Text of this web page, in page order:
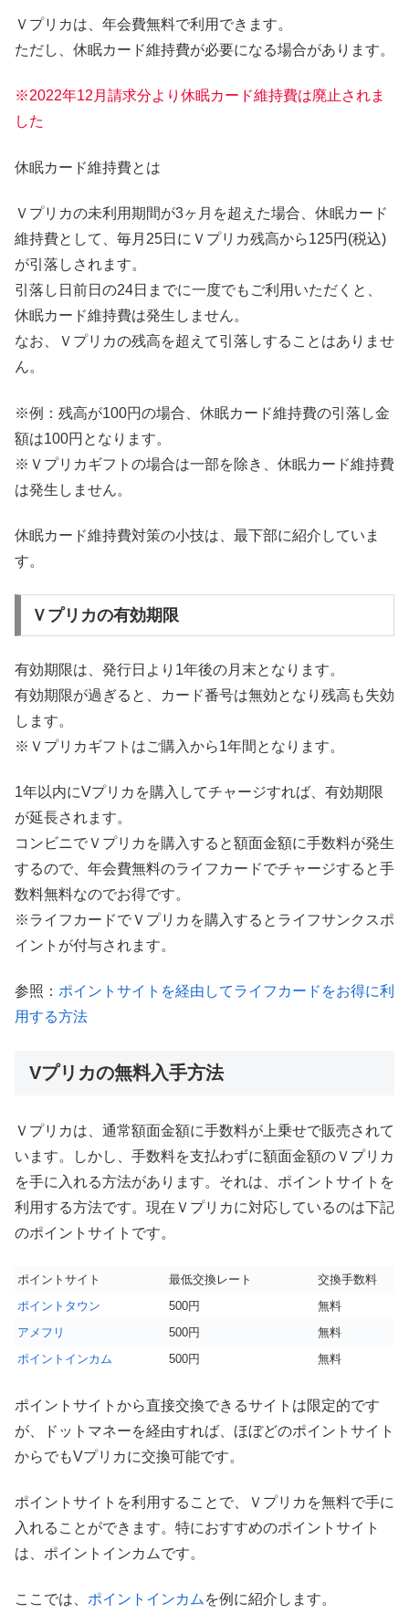
Ｖプリカは、年会費無料で利用できます。
ただし、休眠カード維持費が必要になる場合があります。
※2022年12月請求分より休眠カード維持費は廃止されま
した
休眠カード維持費とは
Ｖプリカの未利用期間が3ヶ月を超えた場合、休眠カード
維持費として、毎月25日にＶプリカ残高から125円(税込)
が引落しされます。
引落し日前日の24日までに一度でもご利用いただくと、
休眠カード維持費は発生しません。
なお、Ｖプリカの残高を超えて引落しすることはありませ
ん。
※例：残高が100円の場合、休眠カード維持費の引落し金
額は100円となります。
※Ｖプリカギフトの場合は一部を除き、休眠カード維持費
は発生しません。
休眠カード維持費対策の小技は、最下部に紹介していま
す。
Ｖプリカの有効期限
有効期限は、発行日より1年後の月末となります。
有効期限が過ぎると、カード番号は無効となり残高も失効
します。
※Ｖプリカギフトはご購入から1年間となります。
1年以内にVプリカを購入してチャージすれば、有効期限
が延長されます。
コンビニでＶプリカを購入すると額面金額に手数料が発生
するので、年会費無料のライフカードでチャージすると手
数料無料なのでお得です。
※ライフカードでＶプリカを購入するとライフサンクスポ
イントが付与されます。
参照： ポイントサイトを経由してライフカードをお得に利
用する方法
Vプリカの無料入手方法
Ｖプリカは、通常額面金額に手数料が上乗せで販売されて
います。しかし、手数料を支払わずに額面金額のＶプリカ
を手に入れる方法があります。それは、ポイントサイトを
利用する方法です。現在Ｖプリカに対応しているのは下記
のポイントサイトです。
ポイントサイト 最低交換レート
交換手数料
ポイントタウン
500円
無料
アメフリ
500円
無料
ポイントインカム
500円 無料
ポイントサイトから直接交換できるサイトは限定的です
が、ドットマネーを経由すれば、ほぼどのポイントサイト
からでもVプリカに交換可能です。
ポイントサイトを利用することで、Ｖプリカを無料で手に
入れることができます。特におすすめのポイントサイト
は、ポイントインカムです。
ここでは、 ポイントインカムを例に紹介します。